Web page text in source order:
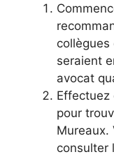
collègues
seraient
avocat
Effectuez
pour
Mureaux.
consulter